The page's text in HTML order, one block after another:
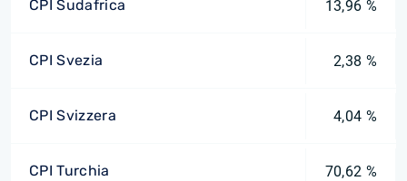
CPI Sudafrica 13,96 %
CPI Svezia 2,38 %
CPI Svizzera 4,04 %
CPI Turchia 70,62 %